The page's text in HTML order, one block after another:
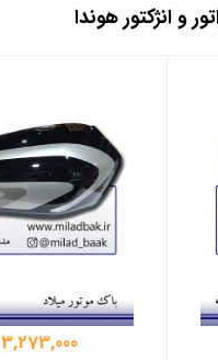
و انژکتور هوندا
3,273,000 تومان